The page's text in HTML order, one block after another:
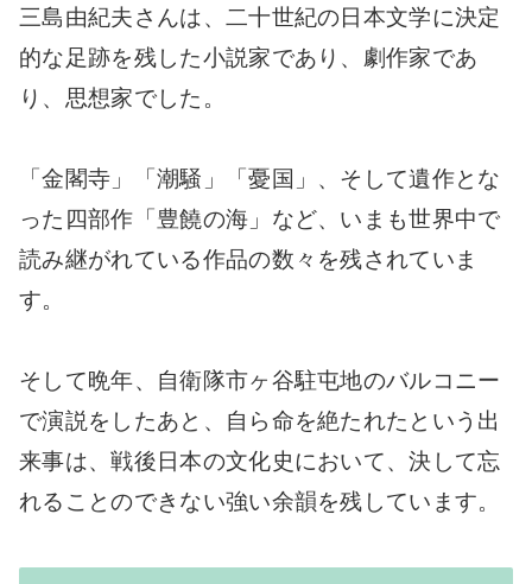
三島由紀夫さんは、二十世紀の日本文学に決定
的な足跡を残した小説家であり、劇作家であ
り、思想家でした。
「金閣寺」「潮騒」「憂国」、そして遺作とな
った四部作「豊饒の海」など、いまも世界中で
読み継がれている作品の数々を残されていま
す。
そして晩年、自衛隊市ヶ谷駐屯地のバルコニー
で演説をしたあと、自ら命を絶たれたという出
来事は、戦後日本の文化史において、決して忘
れることのできない強い余韻を残しています。